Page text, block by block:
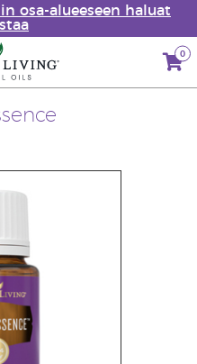
osa-alueeseen haluat
0